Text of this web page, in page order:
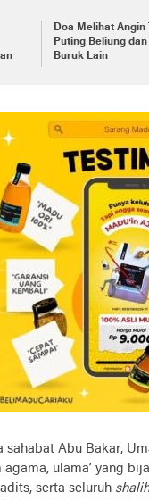
Doa Melihat Angin
Puting Beliung dan
Buruk Lain
sahabat Abu Bakar,
ulama’ yang
serta seluruh